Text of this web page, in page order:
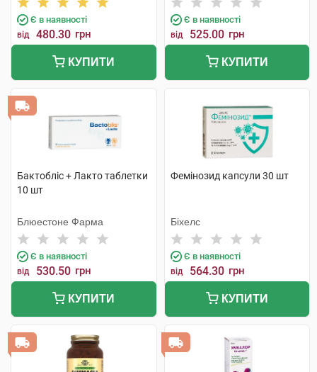
Є в наявності
від 480.30 грн
КУПИТИ
Є в наявності
від 525.00 грн
КУПИТИ
Бактобліс + Лакто таблетки
10 шт
Блюестоне Фарма
Є в наявності
від 530.50 грн
КУПИТИ
Фемінозид капсули 30 шт
Біхелс
Є в наявності
від 564.30 грн
КУПИТИ